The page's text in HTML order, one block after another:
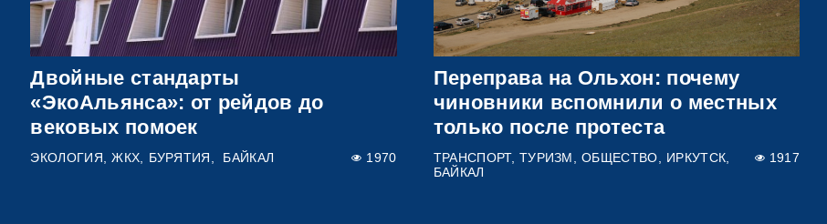
Двойные стандарты
«ЭкоАльянса»: от рейдов до
вековых помоек
ЭКОЛОГИЯ ЖКХ БУРЯТИЯ БАЙКАЛ 1970
Переправа на Ольхон: почему
чиновники вспомнили о местных
только после протеста
ТРАНСПОРТ ТУРИЗМ ОБЩЕСТВО
ИРКУТСК
БАЙКАЛ
1917